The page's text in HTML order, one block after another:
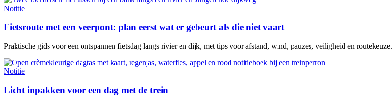
Notitie
Fietsroute met een veerpont: plan eerst wat er gebeurt als die niet vaart
Praktische gids voor een ontspannen fietsdag langs rivier en dijk, met tips voor afstand, wind, pauzes, veiligheid en routekeuze.
Notitie
Licht inpakken voor een dag met de trein